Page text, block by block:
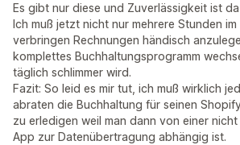
Es gibt nur diese und Zuverlässigkeit ist
Ich muß jetzt nicht nur mehrere Stunden
verbringen Rechnungen händisch
komplettes Buchhaltungsprogramm
täglich schlimmer wird.
Fazit: So leid es mir tut, ich muß wirklich
abraten die Buchhaltung für seinen
zu erledigen weil man dann von einer
App zur Datenübertragung abhängig ist.